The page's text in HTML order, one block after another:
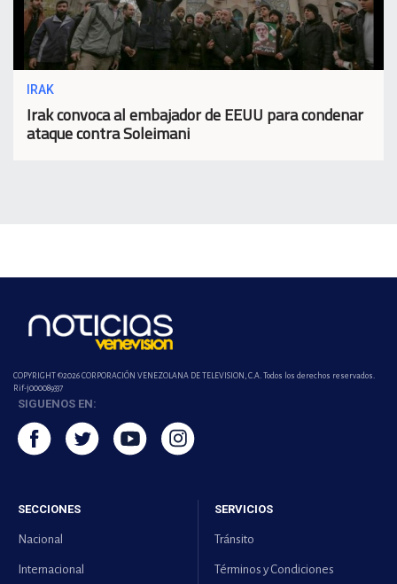
IRAK
Irak convoca al embajador de EEUU para condenar
ataque contra Soleimani
COPYRIGHT ©2026 CORPORACIÓN VENEZOLANA DE TELEVISION, C.A. Todos los derechos reservados.
Rif-j000089337
SIGUENOS EN:
SECCIONES
Nacional
Internacional
SERVICIOS
Tránsito
Términos y Condiciones